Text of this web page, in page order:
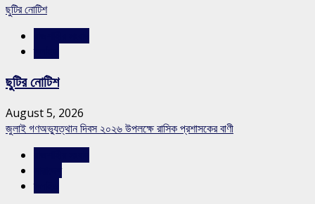
ছুটির নোটিশ
ছুটির নোটিশ
August 5, 2026
জুলাই গণঅভ্যুত্থান দিবস ২০২৬ উপলক্ষে রাসিক প্রশাসকের বাণী